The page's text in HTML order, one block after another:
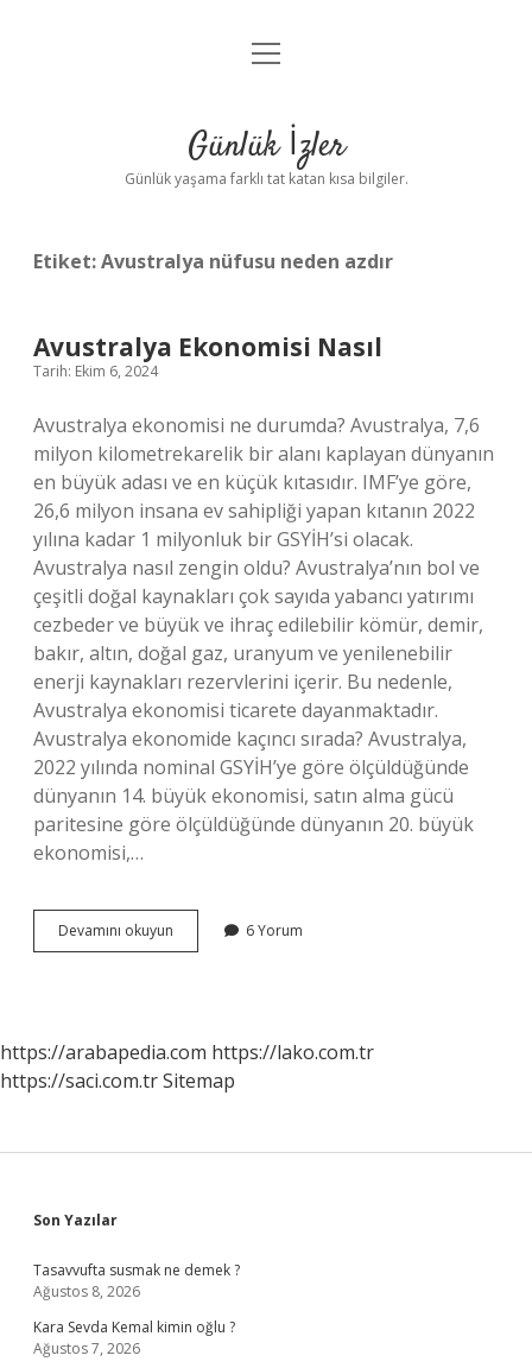
Anasayfa
Yasal Uyarı
menüyü
Günlük İzler
Günlük yaşama farklı tat katan kısa bilgiler.
Etiket:Avustralya nüfusu neden azdır
Avustralya Ekonomisi Nasıl
Tarih: Ekim 6, 2024
Avustralya ekonomisi ne durumda? Avustralya, 7,6
milyon kilometrekarelik bir alanı kaplayan dünyanın
en büyük adası ve en küçük kıtasıdır. IMF’ye göre,
26,6 milyon insana ev sahipliği yapan kıtanın 2022
yılına kadar 1 milyonluk bir GSYİH’si olacak.
Avustralya nasıl zengin oldu? Avustralya’nın bol ve
çeşitli doğal kaynakları çok sayıda yabancı yatırımı
cezbeder ve büyük ve ihraç edilebilir kömür, demir,
bakır, altın, doğal gaz, uranyum ve yenilenebilir
enerji kaynakları rezervlerini içerir. Bu nedenle,
Avustralya ekonomisi ticarete dayanmaktadır.
Avustralya ekonomide kaçıncı sırada? Avustralya,
2022 yılında nominal GSYİH’ye göre ölçüldüğünde
dünyanın 14. büyük ekonomisi, satın alma gücü
paritesine göre ölçüldüğünde dünyanın 20. büyük
ekonomisi,…
Devamını okuyun Avustralya
Ekonomisi
6 Yorum
https://arabapedia.com https://lako.com.tr
https://saci.com.trSitemap
Sidebar
Son Yazılar
Tasavvufta susmak ne demek ?
Ağustos 8, 2026
Kara Sevda Kemal kimin oğlu ?
Ağustos 7, 2026